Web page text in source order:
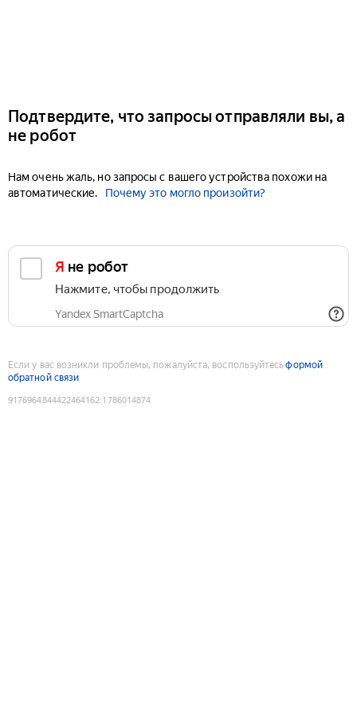
Подтвердите, что запросы отправляли вы, а
не робот
Нам очень жаль, но запросы с вашего устройства похожи на
автоматические.
Почему это могло произойти?
Я не робот
Нажмите, чтобы продолжить
Yandex SmartCaptcha
Если у вас возникли проблемы, пожалуйста, воспользуйтесьформой
обратной связи
9176964844422464162:1786014874